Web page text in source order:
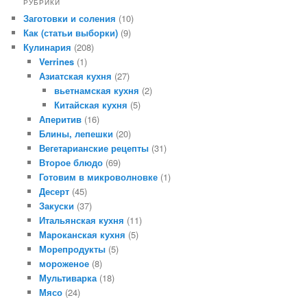
Заготовки и соления (10)
Как (статьи выборки) (9)
Кулинария (208)
Verrines(1)
Азиатская кухня (27)
вьетнамская кухня (2)
Китайская кухня (5)
Аперитив(16)
Блины, лепешки (20)
Вегетарианские рецепты(31)
Второе блюдо(69)
Готовим в микроволновке(1)
Десерт(45)
Закуски (37)
Итальянская кухня (11)
Мароканская кухня (5)
Морепродукты(5)
мороженое(8)
Мультиварка(18)
Мясо(24)